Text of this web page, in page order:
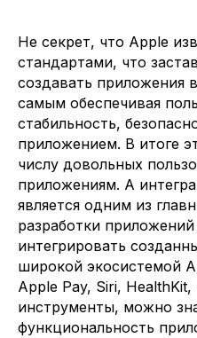
Не секрет, что Apple
стандартами, что
создавать приложения
самым обеспечивая
стабильность,
приложением. В итоге
числу довольных
приложениям. А
является одним из
разработки
интегрировать
широкой экосистемой
Apple Pay, Siri, HealthKit,
инструменты, можно
функциональность